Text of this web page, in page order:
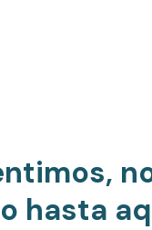
hasta